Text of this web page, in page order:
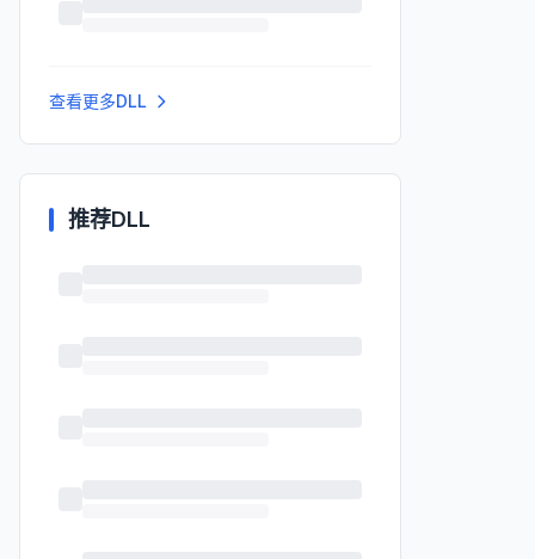
查看更多DLL
推荐DLL